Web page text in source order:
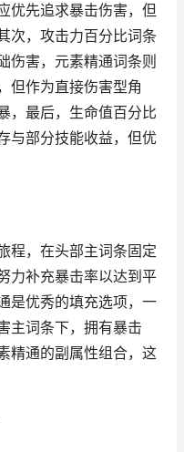
优先追求暴击伤害，但
次，攻击力百分比词条
伤害，元素精通词条则
但作为直接伤害型角
，最后，生命值百分比
与部分技能收益，但优
程，在头部主词条固定
力补充暴击率以达到平
是优秀的填充选项，一
主词条下，拥有暴击
精通的副属性组合，这